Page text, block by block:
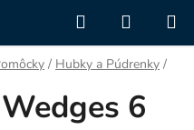
Hľadať
KOŠÍK
/ Hubky a Púdrenky /
6